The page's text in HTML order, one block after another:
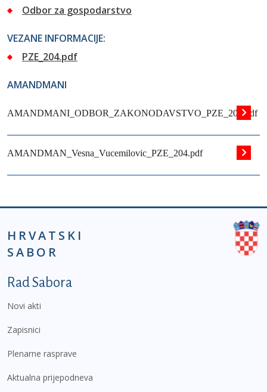
Odbor za gospodarstvo
VEZANE INFORMACIJE:
PZE_204.pdf
AMANDMANI
AMANDMANI_ODBOR_ZAKONODAVSTVO_PZE_204.pdf
AMANDMAN_Vesna_Vucemilovic_PZE_204.pdf
HRVATSKI
SABOR
Podnožje prvi izbornik
Rad Sabora
Novi akti
Zapisnici
Plenarne rasprave
Aktualna prijepodneva